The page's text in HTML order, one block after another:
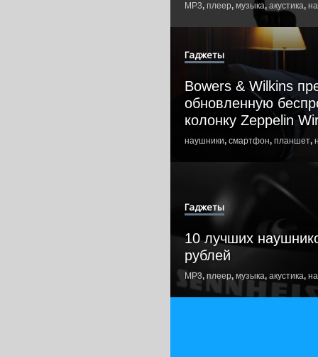
MP3, плеер, музыка, акустика,
Гаджеты
Bowers & Wilkins
обновленную
колонку Zeppelin
наушники, смартфон, планшет,
Гаджеты
10 лучших
рублей
MP3, плеер, музыка, акустика,